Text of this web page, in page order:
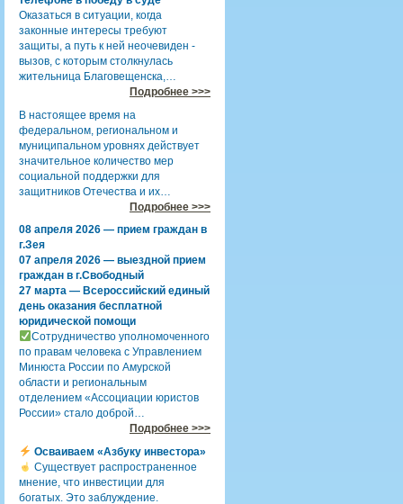
Оказаться в ситуации, когда
законные интересы требуют
защиты, а путь к ней неочевиден -
вызов, с которым столкнулась
жительница Благовещенска,…
Подробнее >>>
В настоящее время на
федеральном, региональном и
муниципальном уровнях действует
значительное количество мер
социальной поддержки для
защитников Отечества и их…
Подробнее >>>
08 апреля 2026 — прием граждан в
г.Зея
07 апреля 2026 — выездной прием
граждан в г.Свободный
27 марта — Всероссийский единый
день оказания бесплатной
юридической помощи
Сотрудничество уполномоченного
по правам человека с Управлением
Минюста России по Амурской
области и региональным
отделением «Ассоциации юристов
России» стало доброй…
Подробнее >>>
Осваиваем «Азбуку инвестора»
Существует распространенное
мнение, что инвестиции для
богатых. Это заблуждение.